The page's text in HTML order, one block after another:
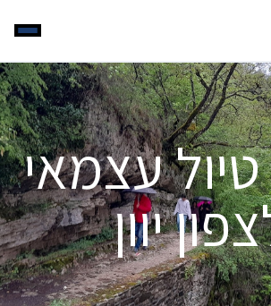
טיול עצמאי
יוון